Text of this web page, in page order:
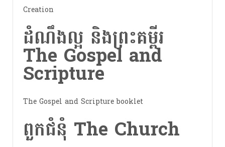
Creation
ដំណឹងល្អ និងព្រះគម្ពីរ
The Gospel and
Scripture
The Gospel and Scripture booklet
ពួកជំនុំ The Church